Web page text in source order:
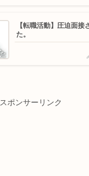
【転職活動】圧迫面接
た。
スポンサーリンク